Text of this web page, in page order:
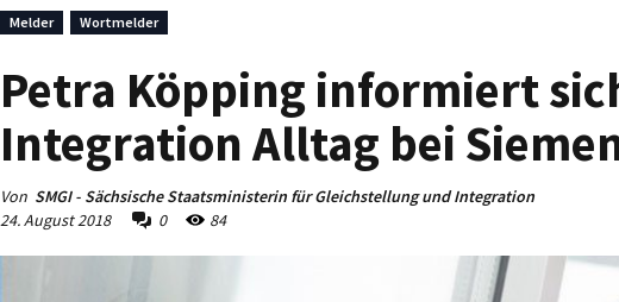
Melder Wortmelder
Petra Köpping informiert
Integration Alltag bei
Von SMGI - Sächsische Staatsministerin für Gleichstellung und Integration
24. August 2018
0 84